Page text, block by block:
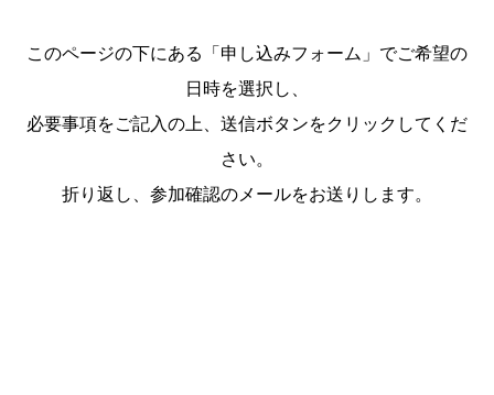
このページの下にある「申し込みフォーム」でご希望の
日時を選択し、
必要事項をご記入の上、送信ボタンをクリックしてくだ
さい。
折り返し、参加確認のメールをお送りします。